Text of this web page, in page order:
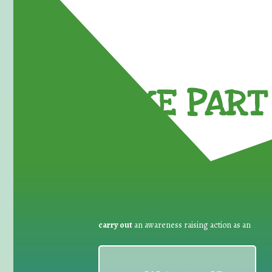
TAKE
carry out an awareness raising action as an